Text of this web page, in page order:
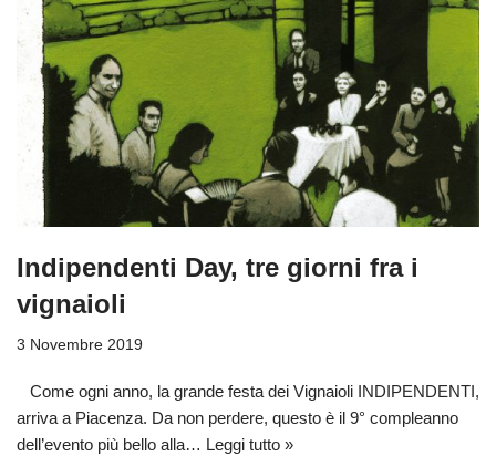
Indipendenti Day, tre giorni fra i
vignaioli
3 Novembre 2019
Come ogni anno, la grande festa dei Vignaioli INDIPENDENTI,
arriva a Piacenza. Da non perdere, questo è il 9° compleanno
dell’evento più bello alla… Leggi tutto »